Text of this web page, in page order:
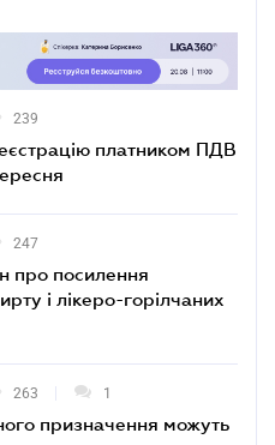
239
платником ПДВ
247
про посилення
і лікеро-горілчаних
263 1
призначення можуть